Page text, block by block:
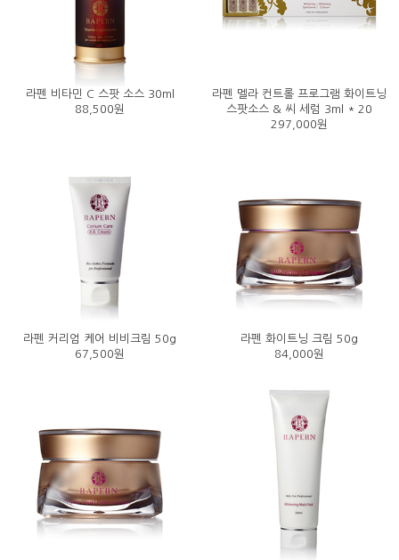
라펜 비타민 C 스팟 소스 30ml
88,500원
라펜 멜라 컨트롤 프로그램 화이트닝
스팟소스 & 씨 세럼 3ml * 20
297,000원
라펜 커리엄 케어 비비크림 50g
67,500원
라펜 화이트닝 크림 50g
84,000원